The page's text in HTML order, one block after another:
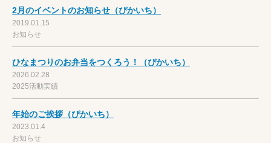
2月のイベントのお知らせ（ぴかいち）
2019.01.15
お知らせ
ひなまつりのお弁当をつくろう！（ぴかいち）
2026.02.28
2025活動実績
年始のご挨拶（ぴかいち）
2023.01.4
お知らせ